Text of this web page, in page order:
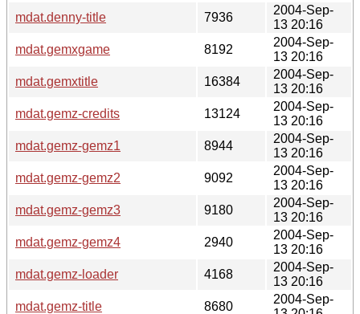
mdat.denny-title
7936
2004-Sep-
13 20:16
mdat.gemxgame
8192
2004-Sep-
13 20:16
mdat.gemxtitle
16384
2004-Sep-
13 20:16
mdat.gemz-credits
13124
2004-Sep-
13 20:16
mdat.gemz-gemz1
8944
2004-Sep-
13 20:16
mdat.gemz-gemz2
9092
2004-Sep-
13 20:16
mdat.gemz-gemz3
9180
2004-Sep-
13 20:16
mdat.gemz-gemz4
2940
2004-Sep-
13 20:16
mdat.gemz-loader
4168
2004-Sep-
13 20:16
mdat.gemz-title
8680
2004-Sep-